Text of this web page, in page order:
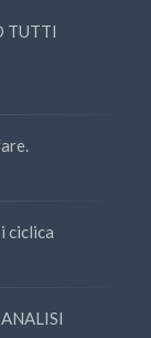
TUTTI
ciclica